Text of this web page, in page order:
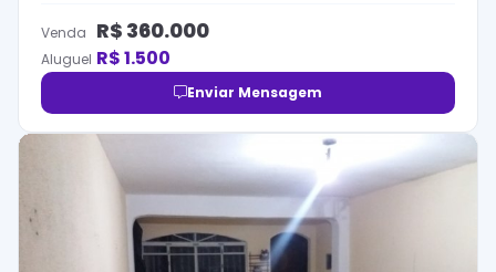
Venda R$ 360.000
Aluguel R$1.500
Enviar Mensagem